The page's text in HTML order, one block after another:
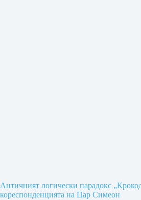
Античният логически парадокс
кореспонденцията на Цар Симеон